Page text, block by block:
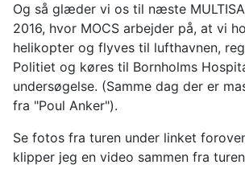
Og så glæder vi os til næste
2016, hvor MOCS arbejder på, at vi
helikopter og flyves til lufthavnen,
Politiet og køres til Bornholms
undersøgelse. (Samme dag der er
fra "Poul Anker").
Se fotos fra turen under linket
klipper jeg en video sammen fra